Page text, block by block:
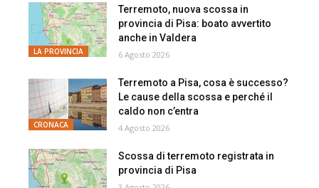
LA PROVINCIA
Terremoto, nuova scossa in
provincia di Pisa: boato avvertito
anche in Valdera
6 Agosto 2026
CRONACA
Terremoto a Pisa, cosa è successo?
Le cause della scossa e perché il
caldo non c’entra
4 Agosto 2026
Scossa di terremoto registrata in
provincia di Pisa